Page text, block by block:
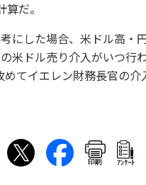
だ。
にした場合、米ドル高・
米ドル売り介入がいつ行
てイエレン財務長官の
印刷 ｱﾝｹｰﾄ